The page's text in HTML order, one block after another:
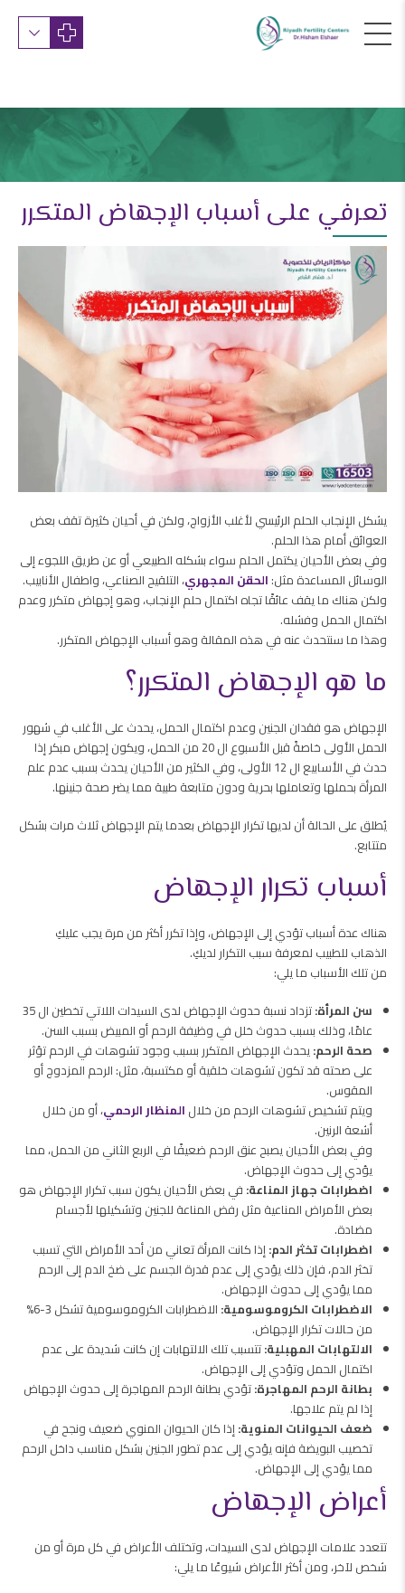
تعرفي على أسباب الإجهاض المتكرر
يشكل الإنجاب الحلم الرئيسي لأغلب الأزواج، ولكن في أحيان كثيرة تقف بعض
العوائق أمام هذا الحلم.
وفي بعض الأحيان يكتمل الحلم سواء بشكله الطبيعي أو عن طريق اللجوء إلى
الوسائل المساعدة مثل: الحقن المجهري، التلقيح الصناعي، واطفال الأنابيب.
ولكن هناك ما يقف عائقًا تجاه اكتمال حلم الإنجاب، وهو إجهاض متكرر وعدم
اكتمال الحمل وفشله.
وهذا ما سنتحدث عنه في هذه المقالة وهو أسباب الإجهاض المتكرر.
ما هو الإجهاض المتكرر؟
الإجهاض هو فقدان الجنين وعدم اكتمال الحمل، يحدث على الأغلب في شهور
الحمل الأولى خاصةً قبل الأسبوع ال 20 من الحمل، ويكون إجهاض مبكر إذا
حدث في الأسابيع ال 12 الأولى، وفي الكثير من الأحيان يحدث بسبب عدم علم
المرأة بحملها وتعاملها بحرية ودون متابعة طبية مما يضر صحة جنينها.
يُطلق على الحالة أن لديها تكرار الإجهاض بعدما يتم الإجهاض ثلاث مرات بشكل
متتابع.
أسباب تكرار الإجهاض
هناك عدة أسباب تؤدي إلى الإجهاض، وإذا تكرر أكثر من مرة يجب عليكِ
الذهاب للطبيب لمعرفة سبب التكرار لديكِ.
من تلك الأسباب ما يلي:
سن المرأة:
تزداد نسبة حدوث الإجهاض لدى السيدات اللاتي تخطين ال 35
عامًا، وذلك بسبب حدوث خلل في وظيفة الرحم أو المبيض بسبب السن.
صحة الرحم:يحدث الإجهاض المتكرر بسبب وجود تشوهات في الرحم تؤثر
على صحته قد تكون تشوهات خلقية أو مكتسبة، مثل: الرحم المزدوج أو
المقوس.
ويتم تشخيص تشوهات الرحم من خلال المنظار الرحمي، أو من خلال
أشعة الرنين.
وفي بعض الأحيان يصبح عنق الرحم ضعيفًا في الربع الثاني من الحمل، مما
يؤدي إلى حدوث الإجهاض.
اضطرابات جهاز المناعة: في بعض الأحيان يكون سبب تكرار الإجهاض هو
بعض الأمراض المناعية مثل رفض المناعة للجنين وتشكيلها لأجسام
مضادة.
اضطرابات تخثر الدم:إذا كانت المرأة تعاني من أحد الأمراض التي تسبب
تخثر الدم، فإن ذلك يؤدي إلى عدم قدرة الجسم على ضخ الدم إلى الرحم
مما يؤدي إلى حدوث الإجهاض.
الاضطرابات الكروموسومية:
الاضطرابات الكروموسومية تشكل 3-6%
من حالات تكرار الإجهاض.
الالتهابات المهبلية:تتسبب تلك الالتهابات إن كانت شديدة على عدم
اكتمال الحمل وتؤدي إلى الإجهاض.
بطانة الرحم المهاجرة:تؤدي بطانة الرحم المهاجرة إلى حدوث الإجهاض
إذا لم يتم علاجها.
ضعف الحيوانات المنوية:إذا كان الحيوان المنوي ضعيف ونجح في
تخصيب البويضة فإنه يؤدي إلى عدم تطور الجنين بشكل مناسب داخل الرحم
مما يؤدي إلى الإجهاض.
أعراض الإجهاض
تتعدد علامات الإجهاض لدى السيدات، وتختلف الأعراض في كل مرة أو من
شخص لآخر، ومن أكثر الأعراض شيوعًا ما يلي: